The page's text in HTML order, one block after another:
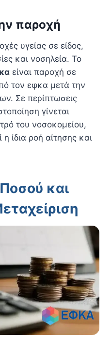
παροχή
υγείας σε είδος,
και νοσηλεία. Το
είναι παροχή σε
τον εφκα μετά την
Σε περίπτωσεις
γίνεται
του νοσοκομείου,
ίδια ροή αίτησης και
και